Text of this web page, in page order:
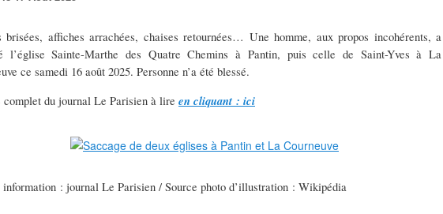
brisées, affiches arrachées, chaises retournées… Une homme, aux propos incohérents, a
l’église Sainte-Marthe des Quatre Chemins à Pantin, puis celle de Saint-Yves à La
ce samedi 16 août 2025. Personne n’a été blessé.
du journal Le Parisien à lire en cliquant : ici
information : journal Le Parisien / Source photo d’illustration : Wikipédia